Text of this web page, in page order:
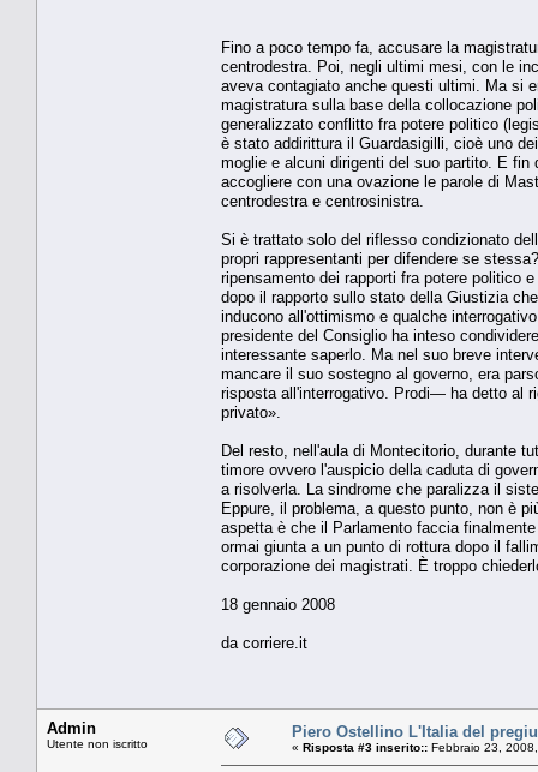
Fino a poco tempo fa, accusare la
centrodestra. Poi, negli ultimi mesi, con le
aveva contagiato anche questi ultimi. Ma si
magistratura sulla base della collocazione
generalizzato conflitto fra potere politico
è stato addirittura il Guardasigilli, cioè uno
moglie e alcuni dirigenti del suo partito. E
accogliere con una ovazione le parole di
centrodestra e centrosinistra.
Si è trattato solo del riflesso condizionato
propri rappresentanti per difendere se
ripensamento dei rapporti fra potere politico
dopo il rapporto sullo stato della Giustizia
inducono all'ottimismo e qualche
presidente del Consiglio ha inteso
interessante saperlo. Ma nel suo breve
mancare il suo sostegno al governo, era
risposta all'interrogativo. Prodi— ha detto al
privato».
Del resto, nell'aula di Montecitorio, durante
timore ovvero l'auspicio della caduta di
a risolverla. La sindrome che paralizza il
Eppure, il problema, a questo punto, non è
aspetta è che il Parlamento faccia
ormai giunta a un punto di rottura dopo il
corporazione dei magistrati. È troppo
18 gennaio 2008
da corriere.it
Admin
Utente non iscritto
Piero Ostellino L'Italia del
« Risposta #3 inserito:: Febbraio 23,